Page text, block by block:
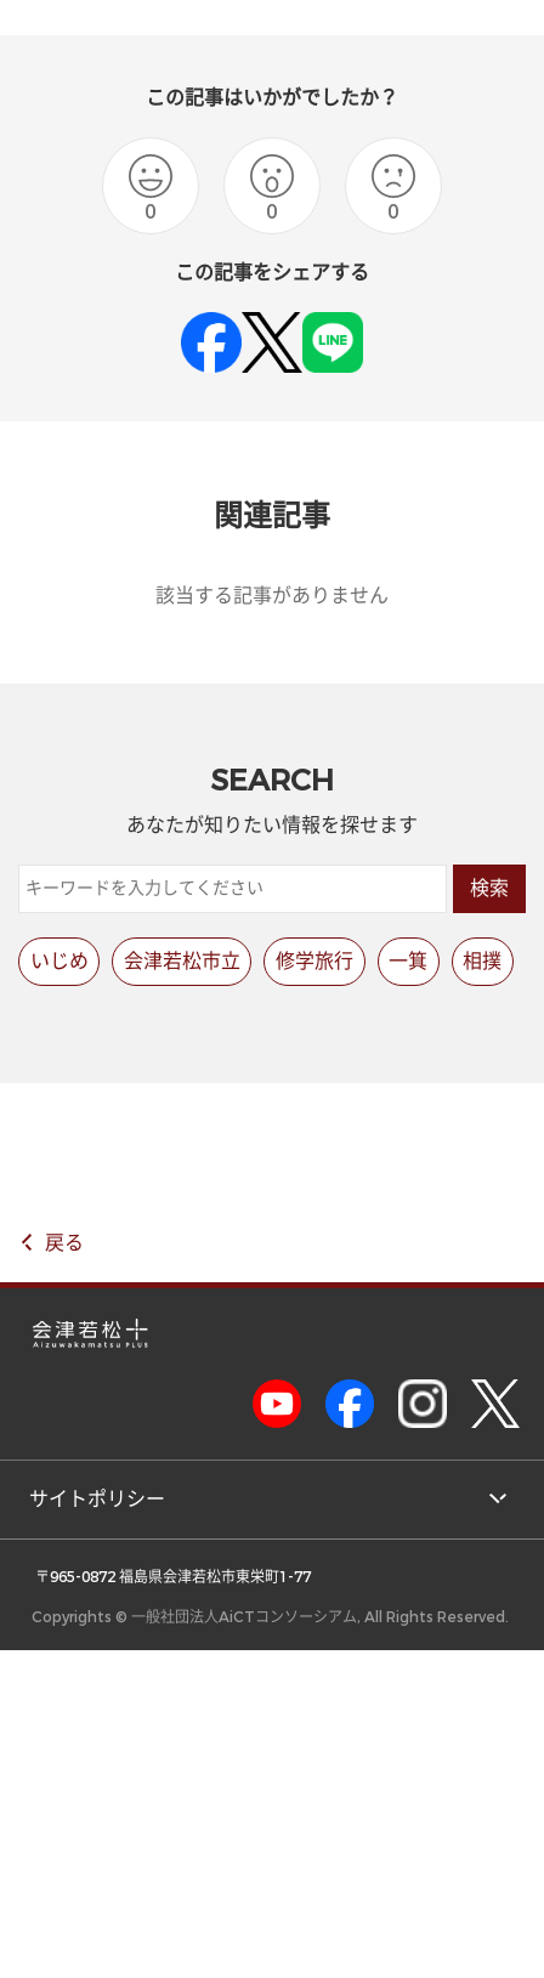
この記事はいかがでしたか？
0 0 0
この記事をシェアする
関連記事
該当する記事がありません
SEARCH
あなたが知りたい情報を探せます
検索
いじめ 会津若松市立 修学旅行 一箕 相撲
戻る
サイトポリシー
〒965-0872 福島県会津若松市東栄町1-77
Copyrights © 一般社団法人AiCTコンソーシアム, All Rights Reserved.